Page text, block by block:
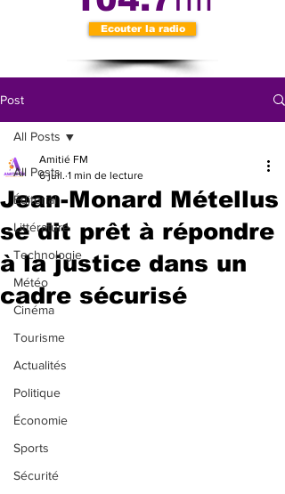
Ecouter la radio
Post
All Posts
Éditorial
Littérature
Technologie
Météo
Cinéma
Tourisme
Actualités
Politique
Économie
Sports
Sécurité
All Posts
Jean-Monard Métellus
se dit prêt à répondre
à la justice dans un
cadre sécurisé
Amitié FM
6 juil. 1 min de lecture